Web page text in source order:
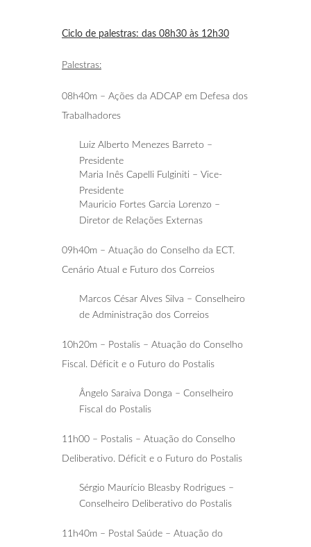
Ciclo de palestras: das 08h30 às 12h30
Palestras:
08h40m – Ações da ADCAP em Defesa dos
Trabalhadores
Luiz Alberto Menezes Barreto –
Presidente
Maria Inês Capelli Fulginiti – Vice-
Presidente
Mauricio Fortes Garcia Lorenzo –
Diretor de Relações Externas
09h40m – Atuação do Conselho da ECT.
Cenário Atual e Futuro dos Correios
Marcos César Alves Silva – Conselheiro
de Administração dos Correios
10h20m – Postalis – Atuação do Conselho
Fiscal. Déficit e o Futuro do Postalis
Ângelo Saraiva Donga – Conselheiro
Fiscal do Postalis
11h00 – Postalis – Atuação do Conselho
Deliberativo. Déficit e o Futuro do Postalis
Sérgio Maurício Bleasby Rodrigues –
Conselheiro Deliberativo do Postalis
11h40m – Postal Saúde – Atuação do